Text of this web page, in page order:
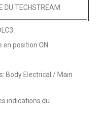
DU TECHSTREAM
position ON.
Body Electrical / Main
indications du